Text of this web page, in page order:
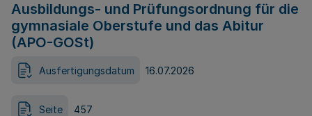
Ausbildungs- und Prüfungsordnung für die
gymnasiale Oberstufe und das Abitur
(APO-GOSt)
Ausfertigungsdatum 16.07.2026
Seite 457